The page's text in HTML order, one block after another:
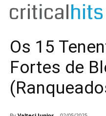
Os 15
Fortes de